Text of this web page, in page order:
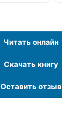
Читать онлайн
Скачать книгу
Оставить отзыв